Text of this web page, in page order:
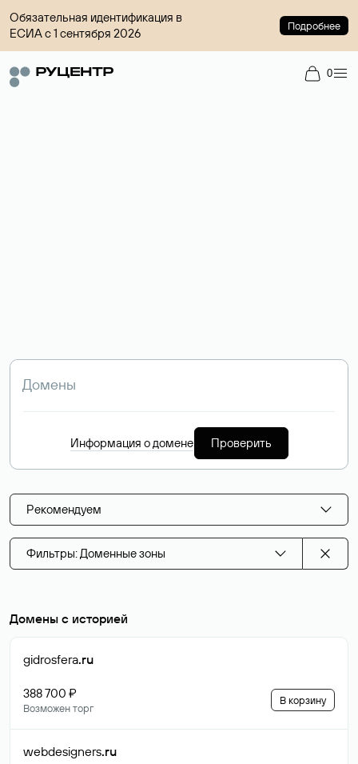
Обязательная идентификация в
ЕСИА с 1 сентября 2026
Подробнее
0
Информация о домене Проверить
Рекомендуем
Фильтры: Доменные зоны
Домены с историей
gidrosfera.ru
388 700 ₽
Возможен торг
В корзину
webdesigners.ru